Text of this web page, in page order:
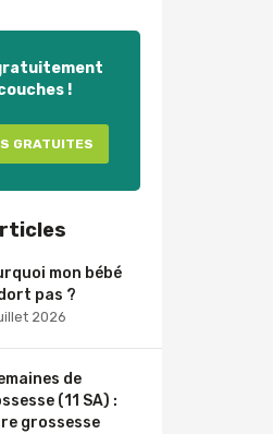
!
GRATUITES
mon bébé
pas ?
2026
de
(11 SA) :
grossesse